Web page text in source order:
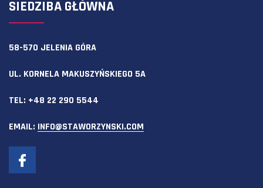
SIEDZIBA GŁÓWNA
58-570 JELENIA GÓRA
UL. KORNELA MAKUSZYŃSKIEGO 5A
TEL: +48 22 290 5544
EMAIL: INFO@STAWORZYNSKI.COM